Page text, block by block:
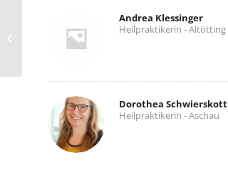
Andrea Klessinger
Heilpraktikerin - Altötting
Dorothea Schwierskott
Heilpraktikerin - Aschau
Blockseminar: Der Armlängenreflex –
ein ganzheitlich bioenergetisches
Testverfahren...